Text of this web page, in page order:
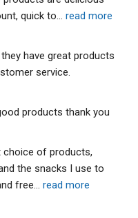
quick to... read more
have great products
service.
products thank you
choice of products,
the snacks I use to
free... read more